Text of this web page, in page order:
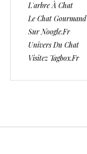
L'arbre À Chat
Le Chat Gourmand
Sur Noogle.fr
Univers Du Chat
Visitez Tagbox.fr